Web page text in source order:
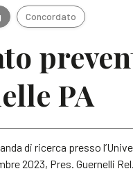
Concordato
PA
di ricerca presso
2023, Pres. Guernelli